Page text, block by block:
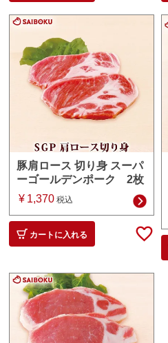
豚肩ロース 切り身 スーパ
ーゴールデンポーク 2枚
¥ 1,370 税込
カートに入れる